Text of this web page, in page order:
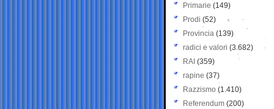
Primarie (149)
Prodi (52)
Provincia (139)
radici e valori (3.682)
RAI (359)
rapine (37)
Razzismo (1.410)
Referendum (200)